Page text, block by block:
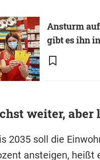
Ansturm
gibt es ihn
weiter, aber
2035 soll die
ansteigen, heißt